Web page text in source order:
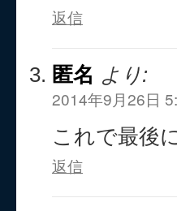
返信
匿名 より:
2014年9月26日
これで最後
返信